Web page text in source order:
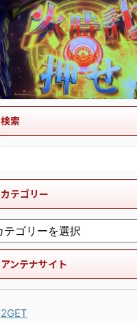
検索
カテゴリー
アンテナサイト
2GET